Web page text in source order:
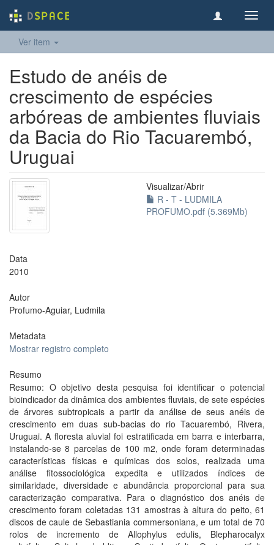
Ver item
Estudo de anéis de
crescimento de espécies
arbóreas de ambientes fluviais
da Bacia do Rio Tacuarembó,
Uruguai
Visualizar/Abrir
R - T - LUDMILA
PROFUMO.pdf (5.369Mb)
Data
2010
Autor
Profumo-Aguiar, Ludmila
Metadata
Mostrar registro completo
Resumo
Resumo: O objetivo desta pesquisa foi identificar o potencial
bioindicador da dinâmica dos ambientes fluviais, de sete espécies
de árvores subtropicais a partir da análise de seus anéis de
crescimento em duas sub-bacias do rio Tacuarembó, Rivera,
Uruguai. A floresta aluvial foi estratificada em barra e interbarra,
instalando-se 8 parcelas de 100 m2, onde foram determinadas
características físicas e químicas dos solos, realizada uma
análise fitossociológica expedita e utilizados índices de
similaridade, diversidade e abundância proporcional para sua
caracterização comparativa. Para o diagnóstico dos anéis de
crescimento foram coletadas 131 amostras à altura do peito, 61
discos de caule de Sebastiania commersoniana, e um total de 70
rolos de incremento de Allophylus edulis, Blepharocalyx